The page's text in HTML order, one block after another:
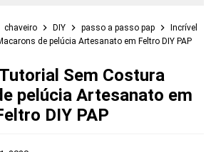
chaveiro DIY passo a passo pap
Incrível
de pelúcia Artesanato em Feltro DIY PAP
Sem Costura
pelúcia Artesanato em
DIY PAP